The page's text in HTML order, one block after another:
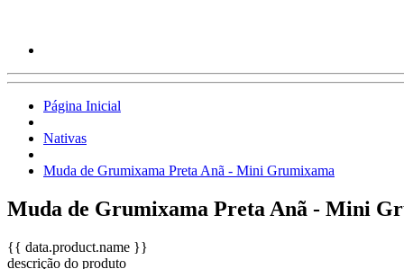
Página Inicial
Nativas
Muda de Grumixama Preta Anã - Mini Grumixama
Muda de Grumixama Preta Anã - Mini
{{ data.product.name }}
descrição do produto